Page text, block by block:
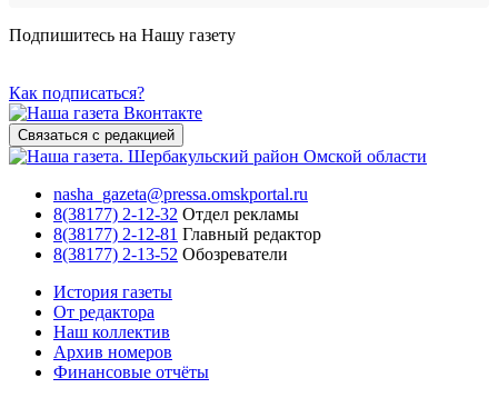
Подпишитесь на Нашу газету
Как подписаться?
Связаться с редакцией
nasha_gazeta@pressa.omskportal.ru
8(38177) 2-12-32 Отдел рекламы
8(38177) 2-12-81 Главный редактор
8(38177) 2-13-52 Обозреватели
История газеты
От редактора
Наш коллектив
Архив номеров
Финансовые отчёты